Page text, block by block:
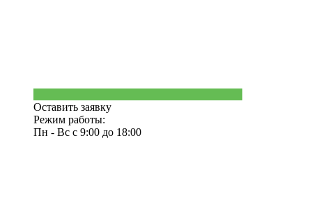
Оставить заявку
Режим работы:
Пн - Вс с 9:00 до 18:00